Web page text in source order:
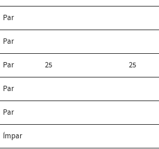
Par
Par
Par 25 25
Par
Par
Ímpar